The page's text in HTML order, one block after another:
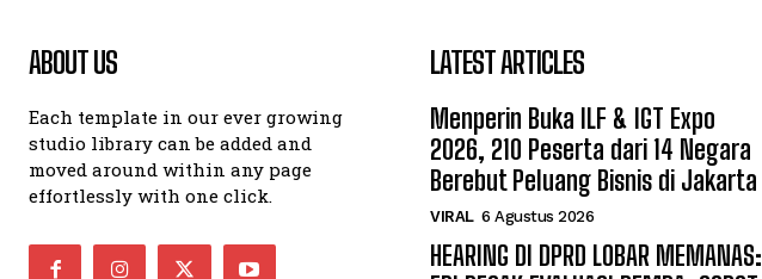
ABOUT US
Each template in our ever growing
studio library can be added and
moved around within any page
effortlessly with one click.
LATEST ARTICLES
Menperin Buka ILF & IGT Expo
2026, 210 Peserta dari 14 Negara
Berebut Peluang Bisnis di Jakarta
VIRAL 6 Agustus 2026
HEARING DI DPRD LOBAR MEMANAS: